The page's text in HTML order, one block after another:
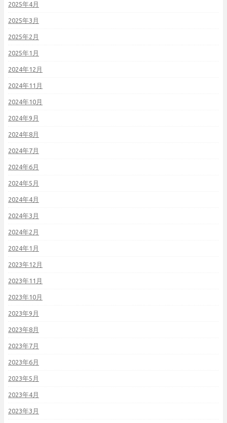
2025年4月
2025年3月
2025年2月
2025年1月
2024年12月
2024年11月
2024年10月
2024年9月
2024年8月
2024年7月
2024年6月
2024年5月
2024年4月
2024年3月
2024年2月
2024年1月
2023年12月
2023年11月
2023年10月
2023年9月
2023年8月
2023年7月
2023年6月
2023年5月
2023年4月
2023年3月